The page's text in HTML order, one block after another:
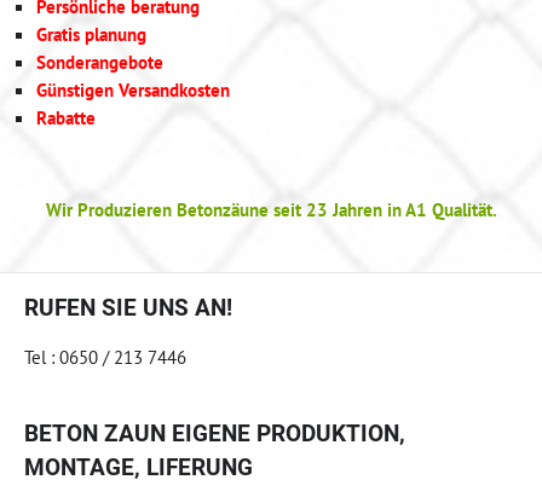
Persönliche beratung
Gratis planung
Sonderangebote
Günstigen Versandkosten
Rabatte
Wir Produzieren Betonzäune seit 23 Jahren in A1 Qualität.
RUFEN SIE UNS AN!
Tel : 0650 / 213 7446
BETON ZAUN EIGENE PRODUKTION,
MONTAGE, LIFERUNG